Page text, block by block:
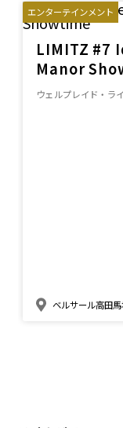
エンターテインメント
Manor
ウェルプレイド・ラ
ベルサール高田
新宿住友スカ
ベルサール
ベルサール東
飯田橋・九
ベルサール
ベルサール